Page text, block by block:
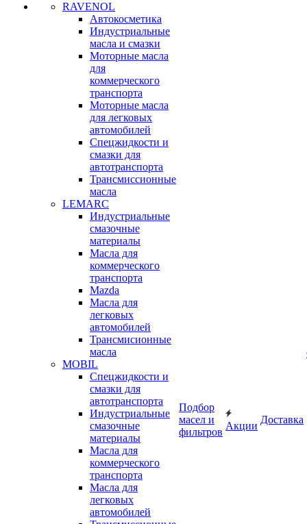
RAVENOL
Автокосметика
Индустриальные
масла и смазки
Моторные масла
для
коммерческого
транспорта
Моторные масла
для легковых
автомобилей
Спецжидкости и
смазки для
автотранспорта
Трансмиссионные
масла
LEMARC
Индустриальные
смазочные
материалы
Масла для
коммерческого
транспорта
Mazda
Масла для
легковых
автомобилей
Трансмисионные
масла
MOBIL
Cпецжидкости и
смазки для
автотранспорта
Индустриальные
смазочные
материалы
Масла для
коммерческого
транспорта
Масла для
легковых
автомобилей
Подбор
масел и
фильтров
Акции
Доставка